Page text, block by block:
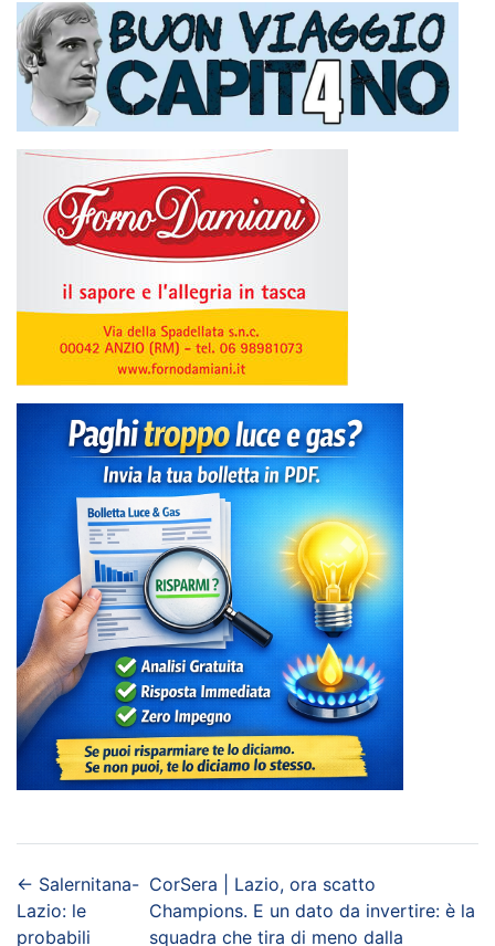
← Salernitana-
Lazio: le
probabili
CorSera | Lazio, ora scatto
Champions. E un dato da invertire: è la
squadra che tira di meno dalla